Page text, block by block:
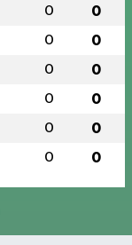
0 0
0 0
0 0
0 0
0 0
0 0